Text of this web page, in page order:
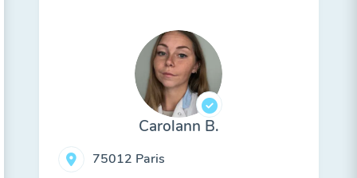
Carolann B.
75012 Paris